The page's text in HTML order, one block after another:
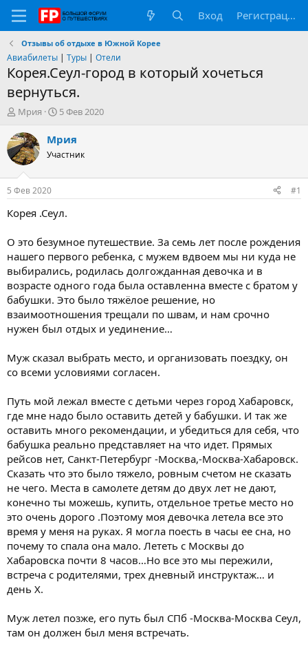
Вход Регистрация
Отзывы об отдыхе в Южной Корее
Авиабилеты | Туры | Отели
Корея.Сеул-город в который хочеться
вернуться.
А
т
о
р
т
е
м
ы
Мрия
Д
т
а
н
а
л
5 Фев 2020
Мрия
Участник
5 Фев 2020 #1
Корея .Сеул.
О это безумное путешествие. За семь лет после рождения
нашего первого ребенка, с мужем вдвоем мы ни куда не
выбирались, родилась долгожданная девочка и в
возрасте одного года была оставленна вместе с братом у
бабушки. Это было тяжёлое решение, но
взаимоотношения трещали по швам, и нам срочно
нужен был отдых и уединение…
Муж сказал выбрать место, и организовать поездку, он
со всеми условиями согласен.
Путь мой лежал вместе с детьми через город Хабаровск,
где мне надо было оставить детей у бабушки. И так же
оставить много рекомендации, и убедиться для себя, что
бабушка реально представляет на что идет. Прямых
рейсов нет, Санкт-Петербург -Москва,-Москва-Хабаровск.
Сказать что это было тяжело, ровным счетом не сказать
не чего. Места в самолете детям до двух лет не дают,
конечно ты можешь, купить, отдельное третье место но
это очень дорого .Поэтому моя девочка летела все это
время у меня на руках. Я могла поесть в часы ее сна, но
почему то спала она мало. Лететь с Москвы до
Хабаровска почти 8 часов…Но все это мы пережили,
встреча с родителями, трех дневный инструктаж… и
день Х.
Муж летел позже, его путь был СПб -Москва-Москва Сеул,
там он должен был меня встречать.